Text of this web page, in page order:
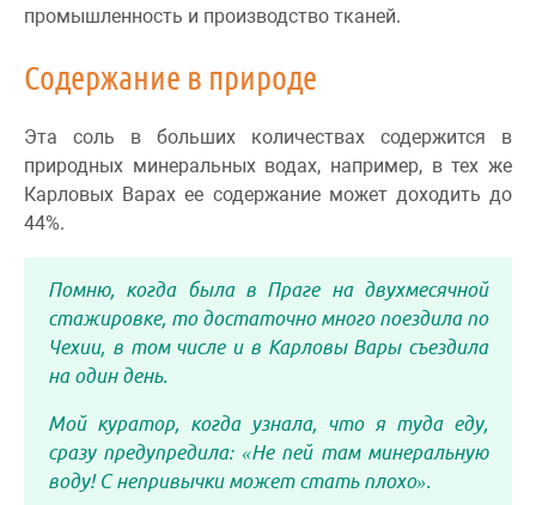
промышленность и производство тканей.
Содержание в природе
Эта соль в больших количествах содержится в
природных минеральных водах, например, в тех же
Карловых Варах ее содержание может доходить до
44%.
Помню, когда была в Праге на двухмесячной
стажировке, то достаточно много поездила по
Чехии, в том числе и в Карловы Вары съездила
на один день.
Мой куратор, когда узнала, что я туда еду,
сразу предупредила: «Не пей там минеральную
воду! С непривычки может стать плохо».